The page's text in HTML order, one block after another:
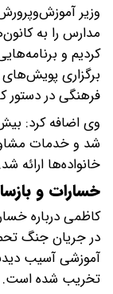
وزیر
مدارس را به
کردیم و
برگزاری
فرهنگی در دستور
شد و خدمات
خانواده‌ها ارائه شد.
خسارات و
کاظمی درباره
تخریب شده است.